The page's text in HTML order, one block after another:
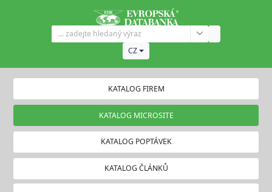
CZ
KATALOG FIREM
KATALOG MICROSITE
KATALOG POPTÁVEK
KATALOG ČLÁNKŮ